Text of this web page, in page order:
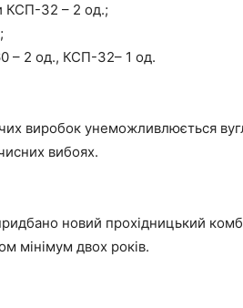
КСП-32 – 2 од.;
– 2 од., КСП-32– 1 од.
виробок унеможливлюється
вибоях.
новий прохідницький
мінімум двох років.